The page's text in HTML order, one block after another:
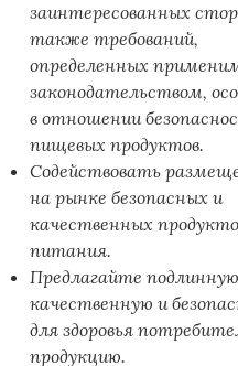
заинтересованных
также требований,
определенных
законодательством,
в отношении
пищевых продуктов.
Содействовать
на рынке безопасных и
качественных
питания.
Предлагайте
качественную и
для здоровья
продукцию.